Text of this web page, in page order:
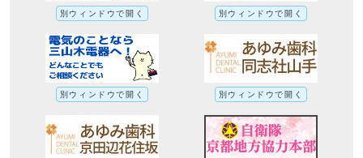
別ウィンドウで開く 別ウィンドウで開く
別ウィンドウで開く 別ウィンドウで開く